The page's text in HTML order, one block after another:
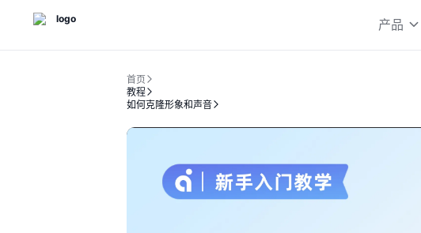
首页
教程
如何克隆形象和声音
产品